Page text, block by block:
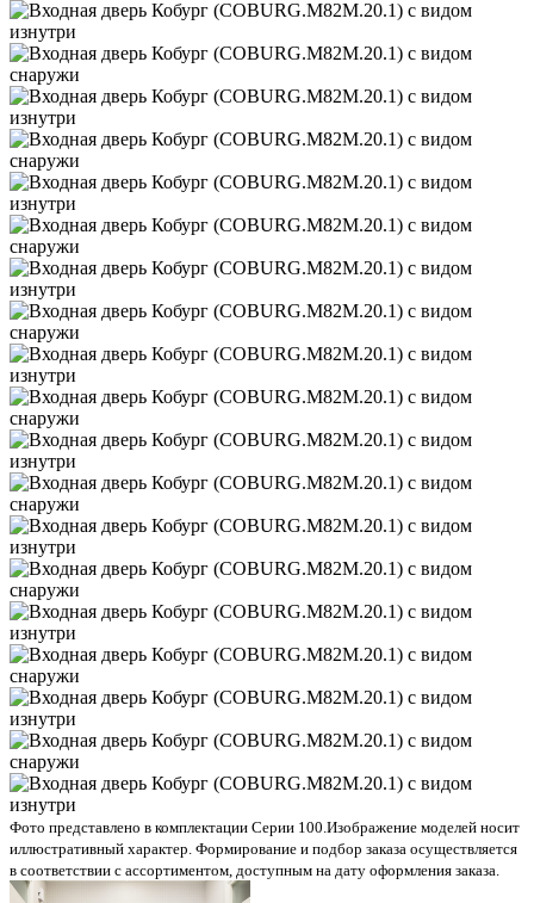
Фото представлено в комплектации Серии 100.Изображение моделей носит
иллюстративный характер. Формирование и подбор заказа осуществляется
в соответствии с ассортиментом, доступным на дату оформления заказа.